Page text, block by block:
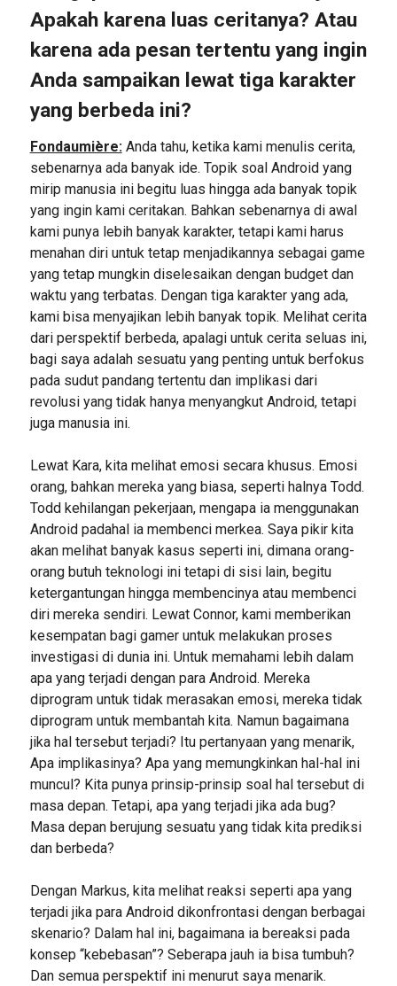
Apakah karena luas ceritanya? Atau
karena ada pesan tertentu yang ingin
Anda sampaikan lewat tiga karakter
yang berbeda ini?
Fondaumière:Anda tahu, ketika kami menulis cerita,
sebenarnya ada banyak ide. Topik soal Android yang
mirip manusia ini begitu luas hingga ada banyak topik
yang ingin kami ceritakan. Bahkan sebenarnya di awal
kami punya lebih banyak karakter, tetapi kami harus
menahan diri untuk tetap menjadikannya sebagai game
yang tetap mungkin diselesaikan dengan budget dan
waktu yang terbatas. Dengan tiga karakter yang ada,
kami bisa menyajikan lebih banyak topik. Melihat cerita
dari perspektif berbeda, apalagi untuk cerita seluas ini,
bagi saya adalah sesuatu yang penting untuk berfokus
pada sudut pandang tertentu dan implikasi dari
revolusi yang tidak hanya menyangkut Android, tetapi
juga manusia ini.
Lewat Kara, kita melihat emosi secara khusus. Emosi
orang, bahkan mereka yang biasa, seperti halnya Todd.
Todd kehilangan pekerjaan, mengapa ia menggunakan
Android padahal ia membenci merkea. Saya pikir kita
akan melihat banyak kasus seperti ini, dimana orang-
orang butuh teknologi ini tetapi di sisi lain, begitu
ketergantungan hingga membencinya atau membenci
diri mereka sendiri. Lewat Connor, kami memberikan
kesempatan bagi gamer untuk melakukan proses
investigasi di dunia ini. Untuk memahami lebih dalam
apa yang terjadi dengan para Android. Mereka
diprogram untuk tidak merasakan emosi, mereka tidak
diprogram untuk membantah kita. Namun bagaimana
jika hal tersebut terjadi? Itu pertanyaan yang menarik,
Apa implikasinya? Apa yang memungkinkan hal-hal ini
muncul? Kita punya prinsip-prinsip soal hal tersebut di
masa depan. Tetapi, apa yang terjadi jika ada bug?
Masa depan berujung sesuatu yang tidak kita prediksi
dan berbeda?
Dengan Markus, kita melihat reaksi seperti apa yang
terjadi jika para Android dikonfrontasi dengan berbagai
skenario? Dalam hal ini, bagaimana ia bereaksi pada
konsep “kebebasan”? Seberapa jauh ia bisa tumbuh?
Dan semua perspektif ini menurut saya menarik.